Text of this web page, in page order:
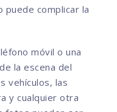
puede complicar la
móvil o una
la escena del
vehículos, las
y cualquier otra